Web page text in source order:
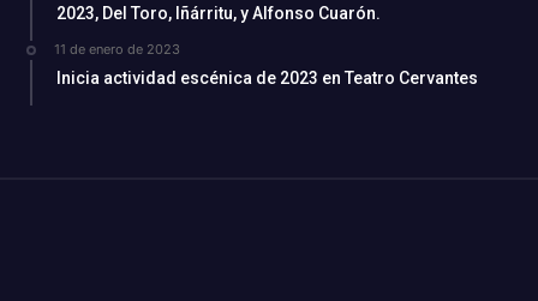
2023, Del Toro, Iñárritu, y Alfonso Cuarón.
11 de enero de 2023
Inicia actividad escénica de 2023 en Teatro Cervantes